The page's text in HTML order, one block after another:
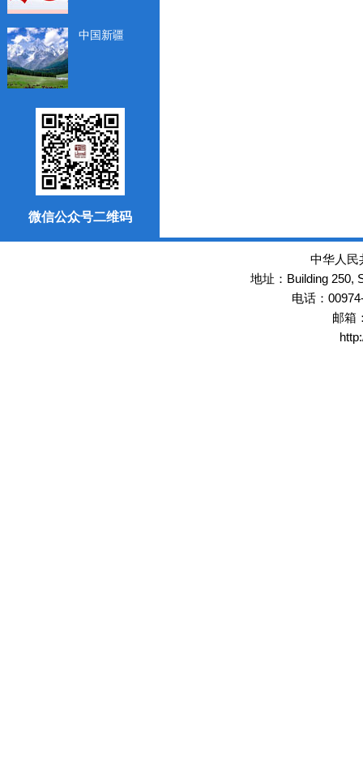
中国新疆
微信公众号二维码
中华人民
地址： Building 250,
电话：
邮箱